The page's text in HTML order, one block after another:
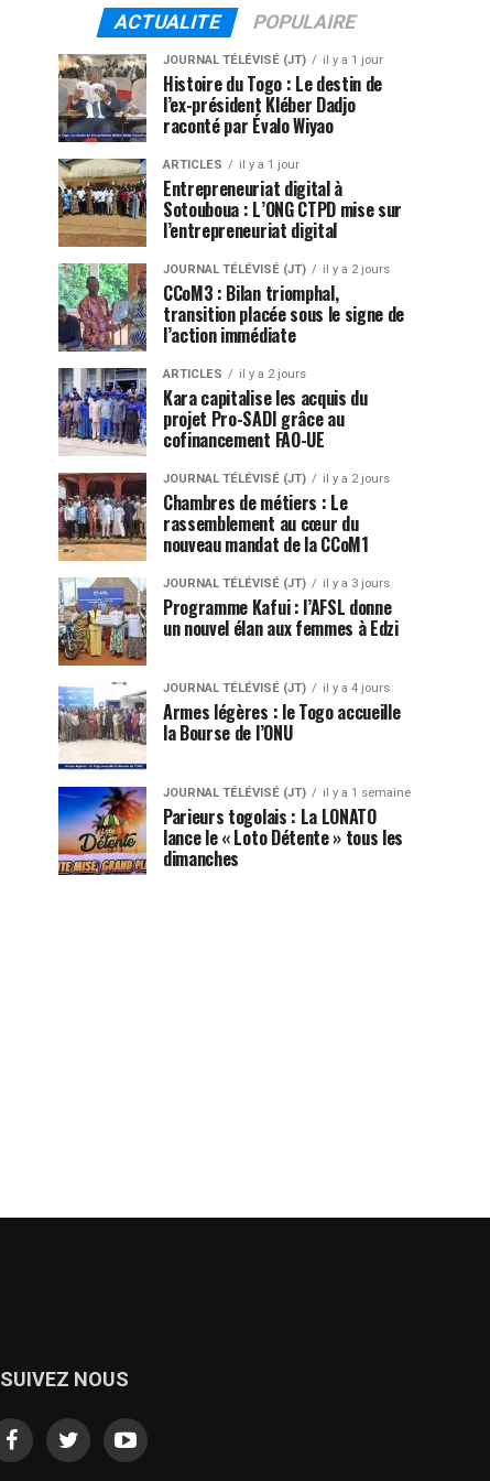
ACTUALITE POPULAIRE
JOURNAL TÉLÉVISÉ (JT) il y a 1 jour
Histoire du Togo : Le destin de
l’ex-président Kléber Dadjo
raconté par Évalo Wiyao
ARTICLES il y a 1 jour
Entrepreneuriat digital à
Sotouboua : L’ONG CTPD mise sur
l’entrepreneuriat digital
JOURNAL TÉLÉVISÉ (JT) il y a 2 jours
CCoM3 : Bilan triomphal,
transition placée sous le signe de
l’action immédiate
ARTICLES il y a 2 jours
Kara capitalise les acquis du
projet Pro-SADI grâce au
cofinancement FAO-UE
JOURNAL TÉLÉVISÉ (JT) il y a 2 jours
Chambres de métiers : Le
rassemblement au cœur du
nouveau mandat de la CCoM1
JOURNAL TÉLÉVISÉ (JT) il y a 3 jours
Programme Kafui : l’AFSL donne
un nouvel élan aux femmes à Edzi
JOURNAL TÉLÉVISÉ (JT) il y a 4 jours
Armes légères : le Togo accueille
la Bourse de l’ONU
JOURNAL TÉLÉVISÉ (JT) il y a 1 semaine
Parieurs togolais : La LONATO
lance le « Loto Détente » tous les
dimanches
SUIVEZ NOUS